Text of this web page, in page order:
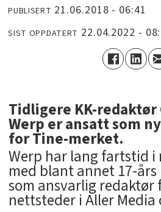
PUBLISERT 21.06.2018 - 06:41
SIST OPPDATERT 22.04.2022 -
Tidligere KK-redaktør
Werp er ansatt som
for Tine-merket.
Werp har lang fartstid i
med blant annet 17-
som ansvarlig redaktør
nettsteder i Aller Media